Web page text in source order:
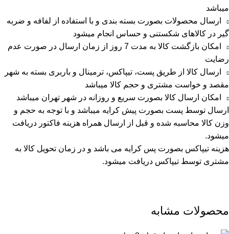
میباشد
ارسال محصولات بصورت بسته بندی و با استفاده از لفافه و ضربه
گیر در کالاهای شکستنی و حساس انجام میشود
امکان بازگشت کالا به مدت 7 روز از زمان ارسال در صورت عدم
رضایت
ارسال کالا از طریق پست، تیپاکس، ترمینال و باربری بسته به شهر
مقصد و خواست مشتری و حجم کالا میباشد
امکان ارسال کالا بصورت سریع و روزانه در شهر تهران میباشد
ارسال توسط پست بصورت پیش کرایه میباشد و با توجه به حجم و
وزن کالا محاسبه شده و قبل از ارسال همراه هزینه فاکتور دریافت
میشود.
هزینه تیپاکس بصورت پس کرایه می باشد و در زمان تحویل کالا به
مشتری توسط تیپاکس دریافت میشود.
محصولات مشابه